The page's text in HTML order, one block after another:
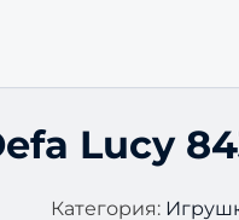
Lucy
Категория: